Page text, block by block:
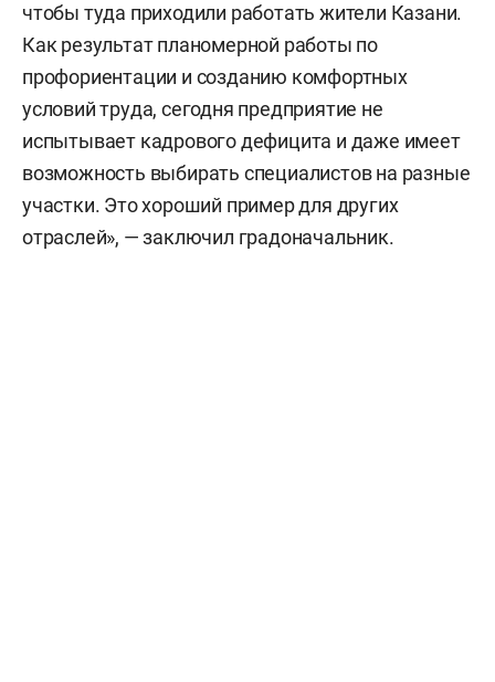
чтобы туда приходили работать жители Казани.
Как результат планомерной работы по
профориентации и созданию комфортных
условий труда, сегодня предприятие не
испытывает кадрового дефицита и даже имеет
возможность выбирать специалистов на разные
участки. Это хороший пример для других
отраслей», — заключил градоначальник.